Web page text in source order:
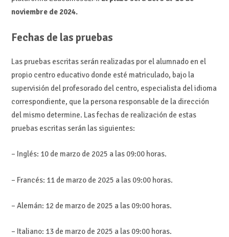
noviembre de 2024.
Fechas de las pruebas
Las pruebas escritas serán realizadas por el alumnado en el
propio centro educativo donde esté matriculado, bajo la
supervisión del profesorado del centro, especialista del idioma
correspondiente, que la persona responsable de la dirección
del mismo determine. Las fechas de realización de estas
pruebas escritas serán las siguientes:
– Inglés: 10 de marzo de 2025 a las 09:00 horas.
– Francés: 11 de marzo de 2025 a las 09:00 horas.
– Alemán: 12 de marzo de 2025 a las 09:00 horas.
– Italiano: 13 de marzo de 2025 a las 09:00 horas.